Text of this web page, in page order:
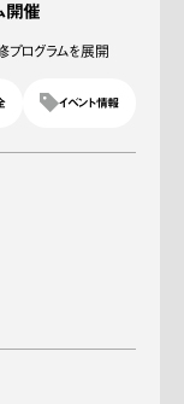
開催
プログラムを展開
イベント情報